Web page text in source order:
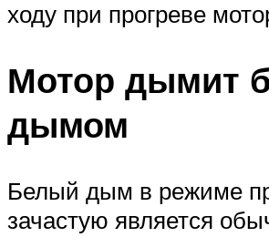
ходу при прогреве
Мотор дымит
дымом
Белый дым в режиме
зачастую является